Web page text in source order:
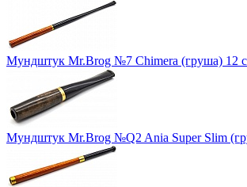
Мундштук Mr.Brog №7 Chimera (груша) 12
Мундштук Mr.Brog №Q2 Ania Super Slim